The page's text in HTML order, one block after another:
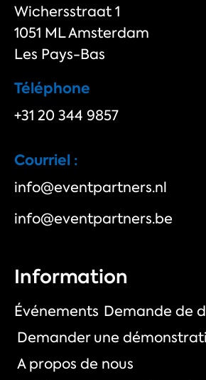
Wichersstraat 1
1051 ML Amsterdam
Les Pays-Bas
Téléphone
+31 20 344 9857
Courriel :
info@eventpartners.nl
info@eventpartners.be
Information
Événements Demande de
Demander une
A propos de nous